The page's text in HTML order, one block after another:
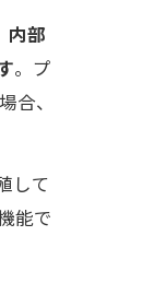
内部
。プ
、
して
能で